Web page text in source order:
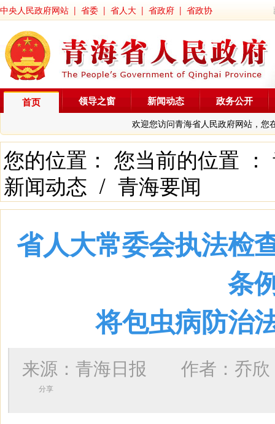
中央人民政府网站 | 省委 | 省人大 | 省政府 | 省政协
首页
欢迎您访问青海省人民政府网站，您
领导之窗 新闻动态 政务公开
您的位置： 您当前的位置 ：
新闻动态 / 青海要闻
省人大常委会执法检
条
将包虫病防治
来源：青海日报 作者： 乔欣
分享